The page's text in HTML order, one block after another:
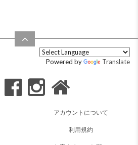
Powered by Translate
アカウントについて
利用規約